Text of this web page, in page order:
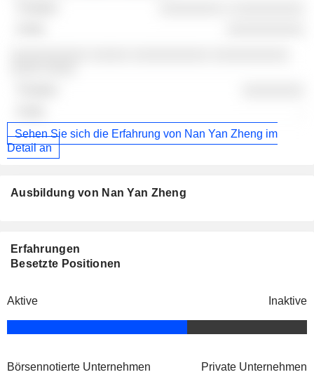
Sehen Sie sich die Erfahrung von Nan Yan Zheng im
Detail an
Ausbildung von Nan Yan Zheng
Erfahrungen
Besetzte Positionen
Aktive Inaktive
Börsennotierte Unternehmen Private Unternehmen